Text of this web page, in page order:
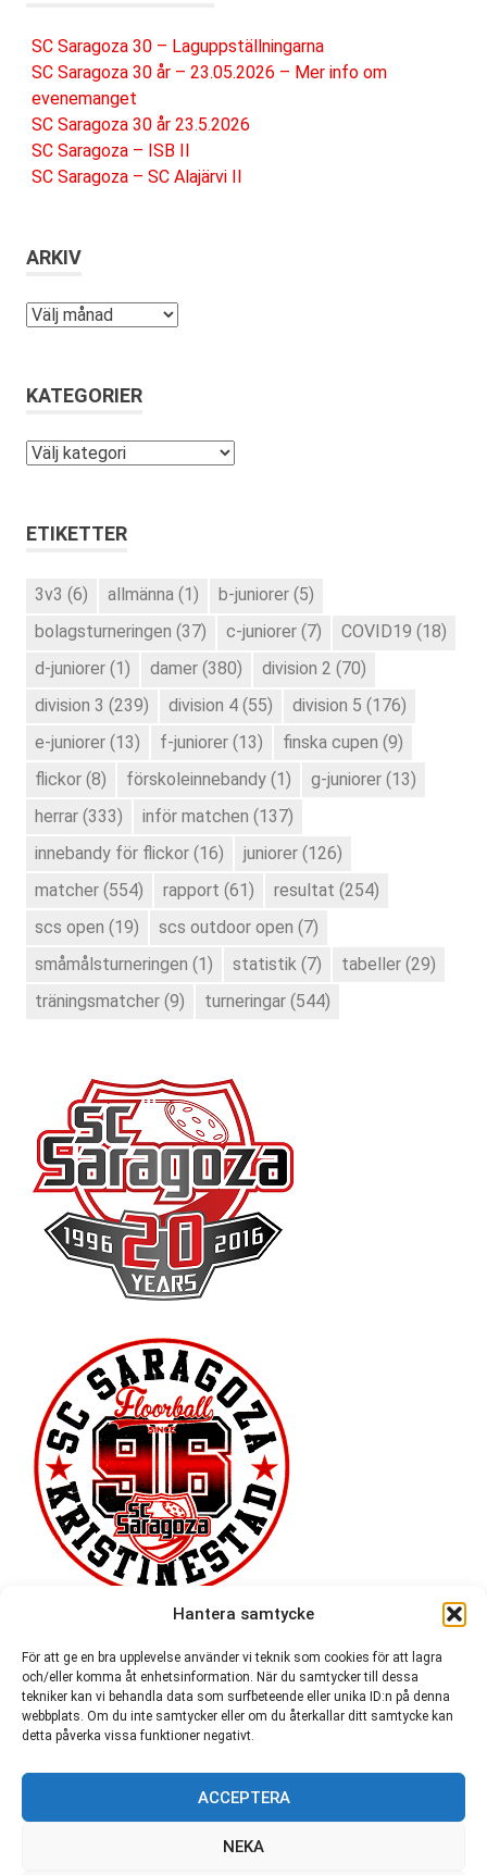
Hantera samtycke
För att ge en bra upplevelse använder vi teknik som cookies för att lagra
och/eller komma åt enhetsinformation. När du samtycker till dessa
tekniker kan vi behandla data som surfbeteende eller unika ID:n på denna
webbplats. Om du inte samtycker eller om du återkallar ditt samtycke kan
detta påverka vissa funktioner negativt.
ACCEPTERA
NEKA
SC Saragoza 30 – Laguppställningarna
SC Saragoza 30 år – 23.05.2026 – Mer info om
evenemanget
SC Saragoza 30 år 23.5.2026
SC Saragoza – ISB II
SC Saragoza – SC Alajärvi II
ARKIV
Arkiv
KATEGORIER
Kategorier
ETIKETTER
3v3 (6) allmänna (1) b-juniorer (5)
bolagsturneringen (37) c-juniorer (7) COVID19 (18)
d-juniorer (1) damer (380) division 2 (70)
division 3 (239) division 4 (55) division 5 (176)
e-juniorer (13) f-juniorer (13) finska cupen (9)
flickor (8) förskoleinnebandy (1) g-juniorer (13)
herrar (333) inför matchen (137)
innebandy för flickor (16) juniorer (126)
matcher (554) rapport (61) resultat (254)
scs open (19) scs outdoor open (7)
småmålsturneringen (1) statistik (7) tabeller (29)
träningsmatcher (9) turneringar (544)